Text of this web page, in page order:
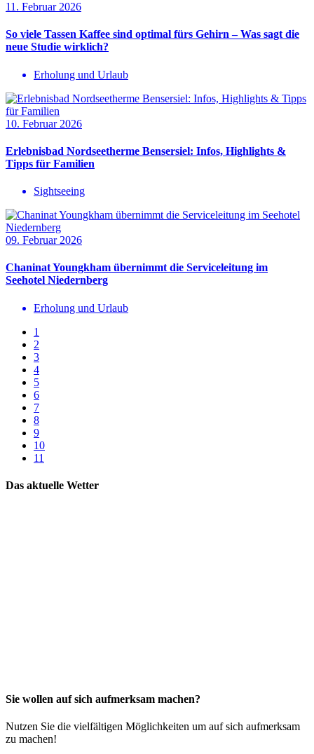
11. Februar 2026
So viele Tassen Kaffee sind optimal fürs Gehirn – Was sagt die
neue Studie wirklich?
Erholung und Urlaub
10. Februar 2026
Erlebnisbad Nordseetherme Bensersiel: Infos, Highlights &
Tipps für Familien
Sightseeing
09. Februar 2026
Chaninat Youngkham übernimmt die Serviceleitung im
Seehotel Niedernberg
Erholung und Urlaub
1
2
3
4
5
6
7
8
9
10
11
Das aktuelle Wetter
Sie wollen auf sich aufmerksam machen?
Nutzen Sie die vielfältigen Möglichkeiten um auf sich aufmerksam
zu machen!